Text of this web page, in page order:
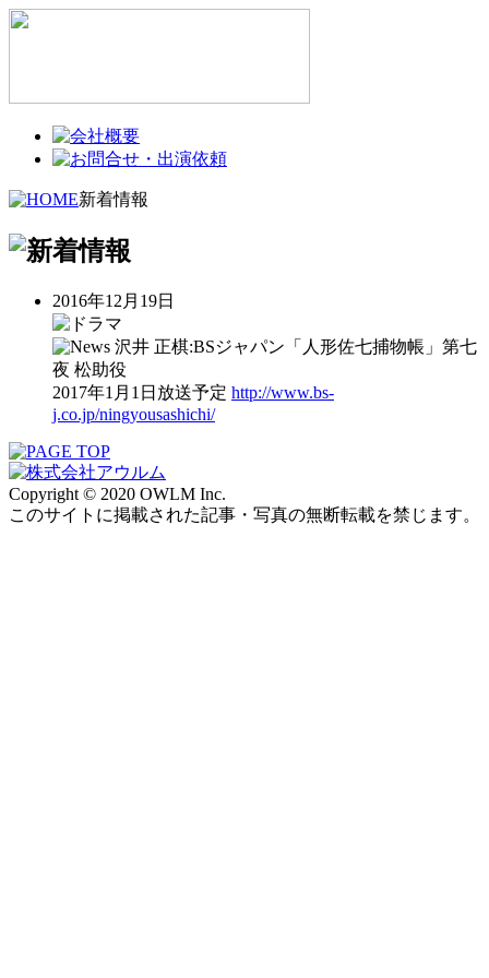
新着情報
2016年12月19日
沢井 正棋:BSジャパン「人形佐七捕物帳」第七
夜 松助役
2017年1月1日放送予定 http://www.bs-
j.co.jp/ningyousashichi/
Copyright © 2020 OWLM Inc.
このサイトに掲載された記事・写真の無断転載を禁じます。